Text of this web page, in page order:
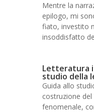
Mentre la
epilogo, mi
fiato, investito
insoddisfatto
Letteratura
studio della
Guida allo
costruzione
fenomenale,